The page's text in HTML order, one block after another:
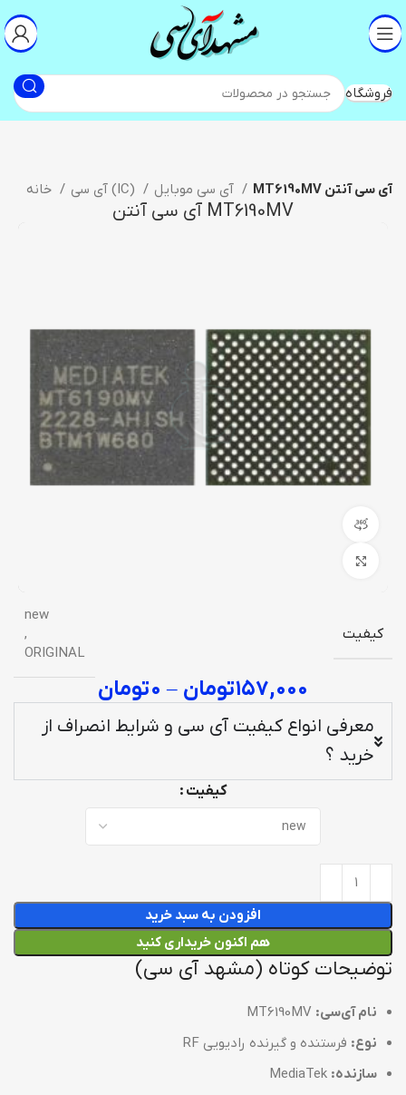
فروشگاه
آی سی (IC) MT6190MV آی سی آنتن
MT6190MV آی سی آنتن
کیفیت
new
,
ORIGINAL
۱۵۷,۰۰۰تومان – ۰تومان
معرفی انواع کیفیت آی سی و شرایط انصراف از
خرید ؟
کیفیت
افزودن به سبد خرید
هم اکنون خریداری کنید
توضیحات کوتاه (مشهد آی سی)
نام آی‌سی:
نوع: فرستنده و گیرنده رادیویی RF
سازنده: